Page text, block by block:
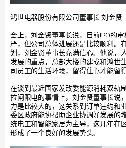
鸿世电器股份有限公司董事长 刘金贤
会上，刘金贤董事长说，目前IPO的
严，但公司总体进展还是比较顺利。
划，刘金贤董事长充满信心。他说，
发展的重点，总部大楼的建成和鸿世
司员工的生活环境，留得住心才能留得
在谈到最近国家发改委能源消耗双轨
拉闸限电的事情上，刘金贤董事长说
力是比较大的，这关系到订单违约和
委区政府能协帮助企业协调好发展的
统电工和智能家居为主导，这几年在
形成了一个良好的发展势头。